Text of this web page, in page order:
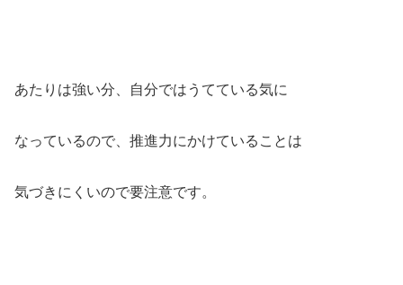
あたりは強い分、自分ではうてている気に
なっているので、推進力にかけていることは
気づきにくいので要注意です。